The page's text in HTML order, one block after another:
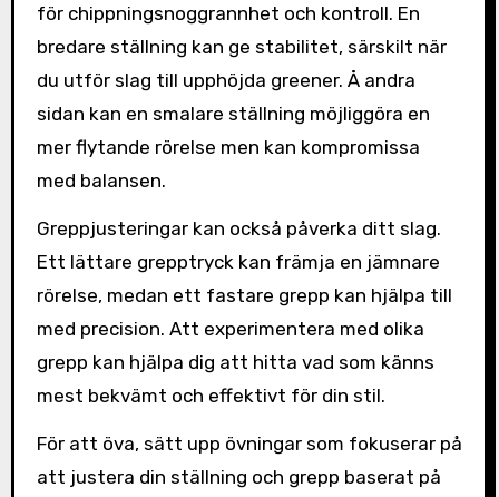
för chippningsnoggrannhet och kontroll. En
bredare ställning kan ge stabilitet, särskilt när
du utför slag till upphöjda greener. Å andra
sidan kan en smalare ställning möjliggöra en
mer flytande rörelse men kan kompromissa
med balansen.
Greppjusteringar kan också påverka ditt slag.
Ett lättare grepptryck kan främja en jämnare
rörelse, medan ett fastare grepp kan hjälpa till
med precision. Att experimentera med olika
grepp kan hjälpa dig att hitta vad som känns
mest bekvämt och effektivt för din stil.
För att öva, sätt upp övningar som fokuserar på
att justera din ställning och grepp baserat på